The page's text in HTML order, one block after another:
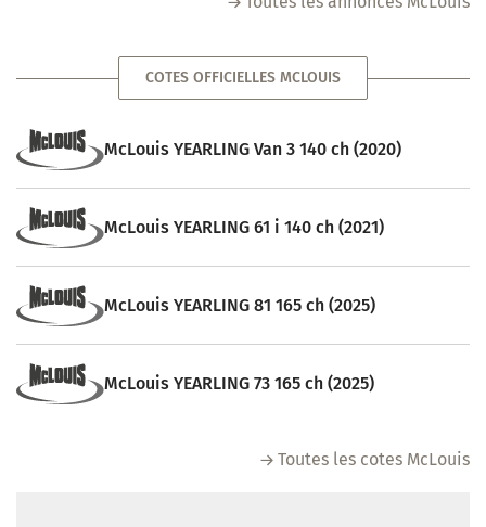
COTES OFFICIELLES MCLOUIS
McLouis YEARLING Van 3 140 ch (2020)
McLouis YEARLING 61 i 140 ch (2021)
McLouis YEARLING 81 165 ch (2025)
McLouis YEARLING 73 165 ch (2025)
Toutes les cotes McLouis